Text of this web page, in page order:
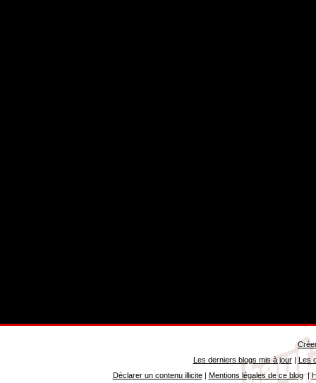
Les derniers blogs mis à jour| Les
Déclarer un contenu illicite| Mentions légales de ce blog|